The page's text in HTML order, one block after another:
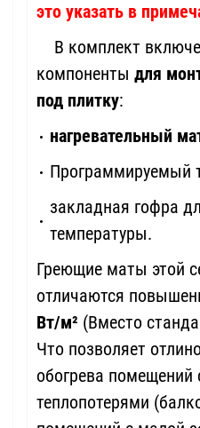
это указать в
В комплект
компоненты для
под плитку:
нагревательный
Программируемый
закладная гофра
температуры.
Греющие маты этой
отличаются
Вт/м² (Вместо
Что позволяет
обогрева
теплопотерями